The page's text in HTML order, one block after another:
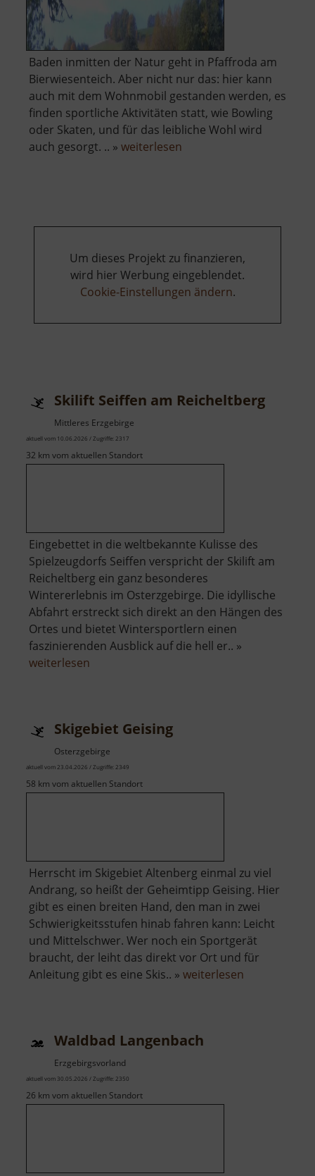
Baden inmitten der Natur geht in Pfaffroda am
Bierwiesenteich. Aber nicht nur das: hier kann
auch mit dem Wohnmobil gestanden werden, es
finden sportliche Aktivitäten statt, wie Bowling
oder Skaten, und für das leibliche Wohl wird
auch gesorgt. .. » weiterlesen
Um dieses Projekt zu finanzieren,
wird hier Werbung eingeblendet.
Cookie-Einstellungen ändern.
Skilift Seiffen am Reicheltberg
Mittleres Erzgebirge
aktuell vom 10.06.2026 / Zugriffe: 2317
32 km vom aktuellen Standort
Eingebettet in die weltbekannte Kulisse des
Spielzeugdorfs Seiffen verspricht der Skilift am
Reicheltberg ein ganz besonderes
Wintererlebnis im Osterzgebirge. Die idyllische
Abfahrt erstreckt sich direkt an den Hängen des
Ortes und bietet Wintersportlern einen
faszinierenden Ausblick auf die hell er.. »
weiterlesen
Reicheltberg
Skigebiet Geising
Osterzgebirge
aktuell vom 23.04.2026 / Zugriffe: 2349
58 km vom aktuellen Standort
Herrscht im Skigebiet Altenberg einmal zu viel
Andrang, so heißt der Geheimtipp Geising. Hier
gibt es einen breiten Hand, den man in zwei
Schwierigkeitsstufen hinab fahren kann: Leicht
und Mittelschwer. Wer noch ein Sportgerät
braucht, der leiht das direkt vor Ort und für
Anleitung gibt es eine Skis.. » weiterlesen
Waldbad Langenbach
Erzgebirgsvorland
aktuell vom 30.05.2026 / Zugriffe: 2350
26 km vom aktuellen Standort